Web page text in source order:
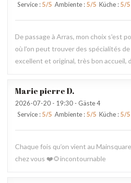
Service :5/5 Ambiente :5/5 Küche :5/5
De passage à Arras, mon choix s'est
où l'on peut trouver des spécialités de
excellent et original, très bon accueil,
Marie pierreD
2026-07-20 - 19:30 - Gäste 4
Service :5/5 Ambiente :5/5 Küche :5/5
Chaque fois qu’on vient au
chez vous ❤️🌻incontournable